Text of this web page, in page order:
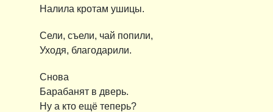
Налила кротам ушицы.
Сели, съели, чай попили,
Уходя, благодарили.
Снова
Барабанят в дверь.
Ну а кто ещё теперь?